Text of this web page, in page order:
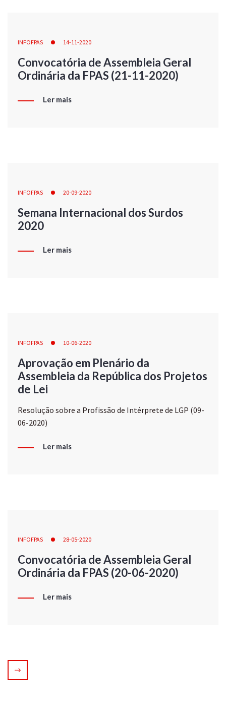
INFOFPAS 14-11-2020
Convocatória de Assembleia Geral
Ordinária da FPAS (21-11-2020)
Ler mais
INFOFPAS 20-09-2020
Semana Internacional dos Surdos
2020
Ler mais
INFOFPAS 10-06-2020
Aprovação em Plenário da
Assembleia da República dos Projetos
de Lei
Resolução sobre a Profissão de Intérprete de LGP (09-
06-2020)
Ler mais
INFOFPAS 28-05-2020
Convocatória de Assembleia Geral
Ordinária da FPAS (20-06-2020)
Ler mais